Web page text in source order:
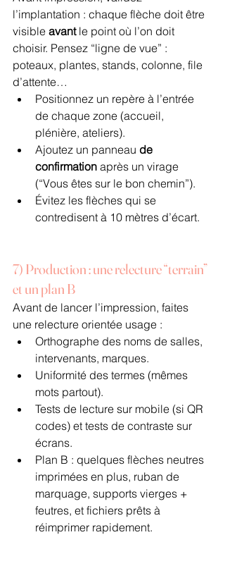
l’implantation : chaque flèche doit être
visible avant le point où l’on doit
choisir. Pensez “ligne de vue” :
poteaux, plantes, stands, colonne, file
d’attente…
Positionnez un repère à l’entrée
de chaque zone (accueil,
plénière, ateliers).
Ajoutez un panneau de
confirmation après un virage
(“Vous êtes sur le bon chemin”).
Évitez les flèches qui se
contredisent à 10 mètres d’écart.
7) Production : une relecture “terrain”
et un plan B
Avant de lancer l’impression, faites
une relecture orientée usage :
Orthographe des noms de salles,
intervenants, marques.
Uniformité des termes (mêmes
mots partout).
Tests de lecture sur mobile (si QR
codes) et tests de contraste sur
écrans.
Plan B : quelques flèches neutres
imprimées en plus, ruban de
marquage, supports vierges +
feutres, et fichiers prêts à
réimprimer rapidement.